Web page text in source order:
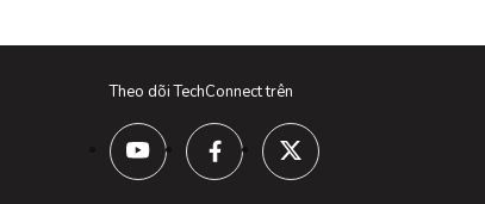
Theo dõi TechConnect trên